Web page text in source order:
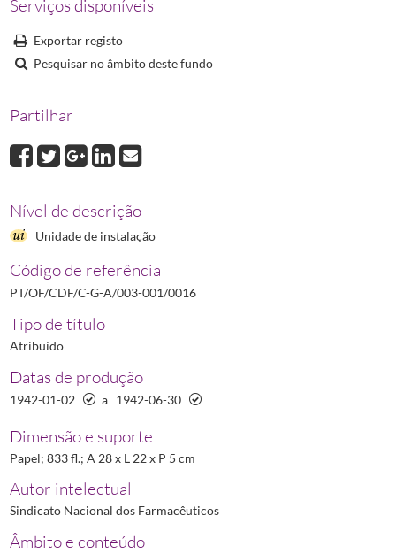
0016Livro Copiador de Correspondência Geral Expedida do Sindicato
0018 Livro Copiador de Correspondência Geral Expedida do Sindicato
0019Livro Copiador de Correspondência Geral Expedida do Sindicato
0051 Mensagem de Agradecimento do Sindicato Nacional dos
Serviços disponíveis
Exportar registo
Pesquisar no âmbito deste fundo
Partilhar
Nível de descrição
Unidade de instalação
Código de referência
PT/OF/CDF/C-G-A/003-001/0016
Tipo de título
Atribuído
Datas de produção
1942-01-02 a 1942-06-30
Dimensão e suporte
Papel; 833 fl.; A 28 x L 22 x P 5 cm
Autor intelectual
Sindicato Nacional dos Farmacêuticos
Âmbito e conteúdo